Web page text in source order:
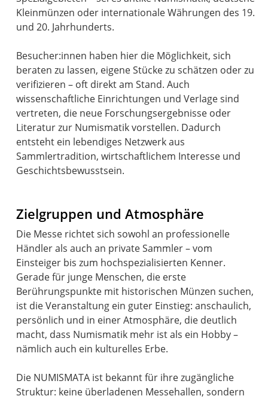
Kleinmünzen oder internationale Währungen des 19.
und 20. Jahrhunderts.
Besucher:innen haben hier die Möglichkeit, sich
beraten zu lassen, eigene Stücke zu schätzen oder zu
verifizieren – oft direkt am Stand. Auch
wissenschaftliche Einrichtungen und Verlage sind
vertreten, die neue Forschungsergebnisse oder
Literatur zur Numismatik vorstellen. Dadurch
entsteht ein lebendiges Netzwerk aus
Sammlertradition, wirtschaftlichem Interesse und
Geschichtsbewusstsein.
Zielgruppen und Atmosphäre
Die Messe richtet sich sowohl an professionelle
Händler als auch an private Sammler – vom
Einsteiger bis zum hochspezialisierten Kenner.
Gerade für junge Menschen, die erste
Berührungspunkte mit historischen Münzen suchen,
ist die Veranstaltung ein guter Einstieg: anschaulich,
persönlich und in einer Atmosphäre, die deutlich
macht, dass Numismatik mehr ist als ein Hobby –
nämlich auch ein kulturelles Erbe.
Die NUMISMATA ist bekannt für ihre zugängliche
Struktur: keine überladenen Messehallen, sondern